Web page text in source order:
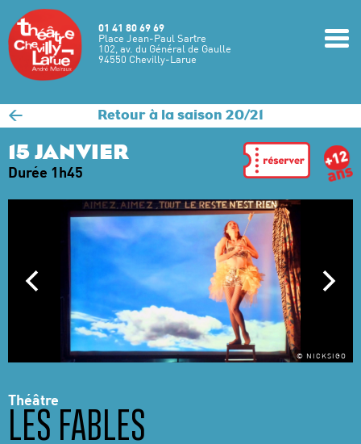
Aller au contenu principal
01 41 80 69 69
Place Jean-Paul Sartre
102, av. du Général de Gaulle
94550 Chevilly-Larue
< Retour à la saison 20/21
15 JANVIER
Durée 1h45
© NICKSIGO
Théâtre
LES FABLES